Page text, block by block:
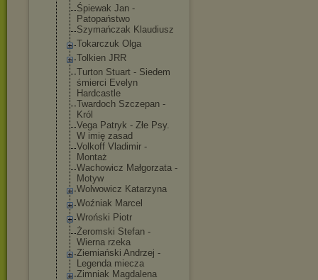
Śpiewak Jan -
Patopaństwo
Szymańczak Klaudiusz
Tokarczuk Olga
Tolkien JRR
Turton Stuart - Siedem
śmierci Evelyn
Hardcastle
Twardoch Szczepan -
Król
Vega Patryk - Złe Psy.
W imię zasad
Volkoff Vladimir -
Montaż
Wachowicz Małgorzata -
Motyw
Wolwowicz Katarzyna
Woźniak Marcel
Wroński Piotr
Żeromski Stefan -
Wierna rzeka
Ziemiański Andrzej -
Legenda miecza
Zimniak Magdalena